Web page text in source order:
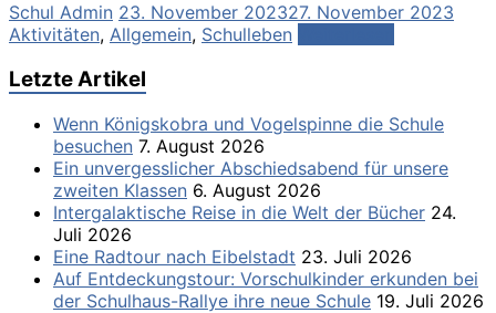
Schul Admin 23. November 202327. November 2023
Aktivitäten, Allgemein, Schulleben
Letzte Artikel
Wenn Königskobra und Vogelspinne die Schule
besuchen 7. August 2026
Ein unvergesslicher Abschiedsabend für unsere
zweiten Klassen 6. August 2026
Intergalaktische Reise in die Welt der Bücher 24.
Juli 2026
Eine Radtour nach Eibelstadt 23. Juli 2026
Auf Entdeckungstour: Vorschulkinder erkunden bei
der Schulhaus-Rallye ihre neue Schule 19. Juli 2026